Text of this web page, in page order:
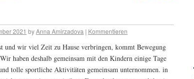
2021 byAnna Amirzadova | Kommentieren
und wir viel Zeit zu Hause verbringen, kommt Bewegung
haben deshalb gemeinsam mit den Kindern einige Tage
tolle sportliche Aktivitäten gemeinsam unternommen. in